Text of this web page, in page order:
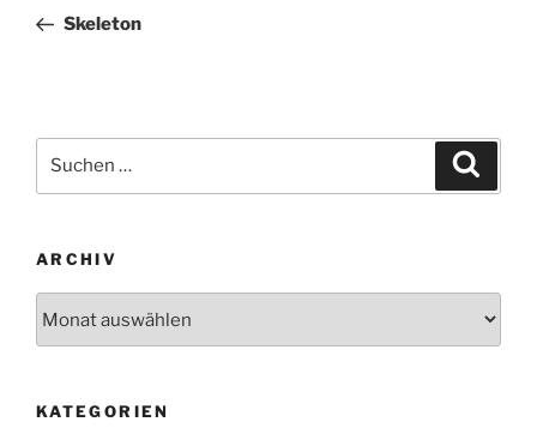
Beitrag
Skeleton
nach:
ARCHIV
KATEGORIEN